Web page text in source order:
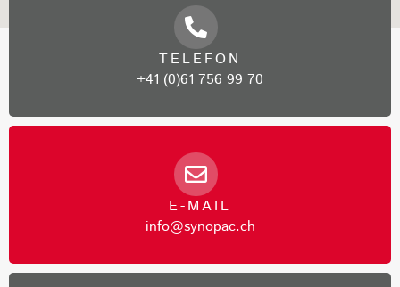
TELEFON
+41 (0)61 756 99 70
E-MAIL
info@synopac.ch